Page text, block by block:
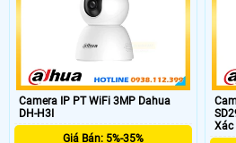
Camera IP PT WiFi 3MP Dahua
DH-H3I
Giá Bán: 5%-35%
Xác